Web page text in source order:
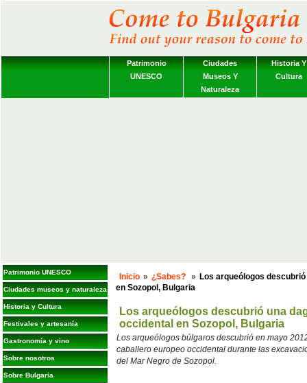
Patrimonio
UNESCO
Ciudades
Museos Y
Naturaleza
Historia Y
Cultura
Patrimonio UNESCO
Ciudades museos y naturaleza
Historia y Cultura
Festivales y artesanía
Gastronomía y vino
Sobre nosotros
Sobre Bulgaria
Inicio » ¿Sabes? » Los arqueólogos
en Sozopol, Bulgaria
Los arqueólogos descubrió una
occidental en Sozopol, Bulgaria
Los arqueólogos búlgaros descubrió en mayo
caballero europeo occidental durante las
del Mar Negro de Sozopol.